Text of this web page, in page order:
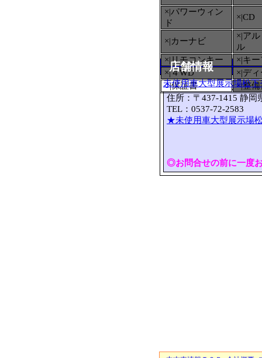
×|パワーウィン
ド
×|CD
×|カーナビ
×|ア
ル
×|リモコンキー
×|キ
×|４WD
×|デ
○|保証書 ×|整
店舗情報
未使用車大型展示場松
住所：〒437-1415 静岡
TEL：0537-72-2583
★未使用車大型展示場
◎お問合せの前に一度